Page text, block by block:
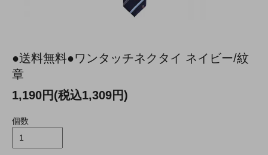
●送料無料●ワンタッチネクタイ ネイビー/紋
章
1,190円(税込1,309円)
個数